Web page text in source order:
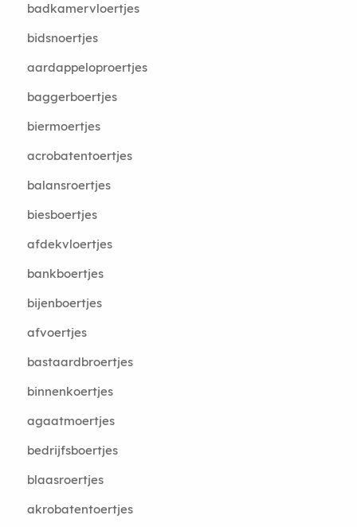
badkamervloertjes
bidsnoertjes
aardappeloproertjes
baggerboertjes
biermoertjes
acrobatentoertjes
balansroertjes
biesboertjes
afdekvloertjes
bankboertjes
bijenboertjes
afvoertjes
bastaardbroertjes
binnenkoertjes
agaatmoertjes
bedrijfsboertjes
blaasroertjes
akrobatentoertjes